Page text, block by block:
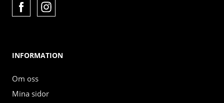
INFORMATION
Om oss
Mina sidor